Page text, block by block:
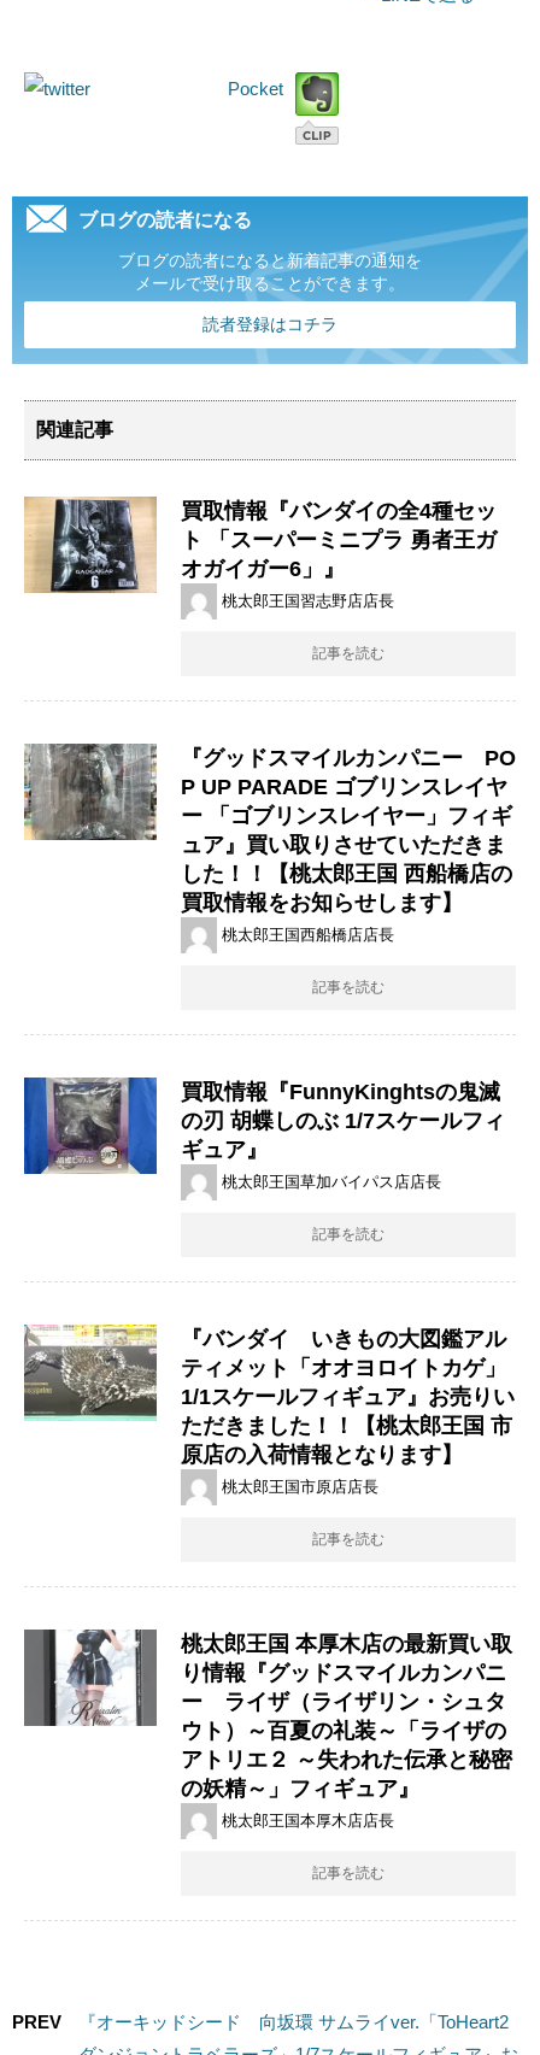
Pocket
ブログの読者になる
ブログの読者になると新着記事の通知を
メールで受け取ることができます。
読者登録はコチラ
関連記事
買取情報『バンダイの全4種セッ
ト ​「スーパーミニプラ ​勇者王ガ
オガイガー6」』
桃太郎王国習志野店店長
記事を読む
『グッドスマイルカンパニー PO
P ​UP ​PARADE ​ゴブリンスレイヤ
ー ​「ゴブリンスレイヤー」フィギ
ュア』買い取りさせていただきま
した！！【桃太郎王国 西船橋店の
買取情報をお知らせします】
桃太郎王国西船橋店店長
記事を読む
買取情報『FunnyKinghtsの鬼滅
の刃 ​胡蝶しのぶ ​1/7スケールフィ
ギュア』
桃太郎王国草加バイパス店店長
記事を読む
『バンダイ いきもの大図鑑アル
ティメット「オオヨロイトカゲ」
1/1スケールフィギュア』お売りい
ただきました！！【桃太郎王国 市
原店の入荷情報となります】
桃太郎王国市原店店長
記事を読む
桃太郎王国 本厚木店の最新買い取
り情報『グッドスマイルカンパニ
ー ライザ（ライザリン・シュタ
ウト）～百夏の礼装～「ライザの
アトリエ２ ～失われた伝承と秘密
の妖精～」フィギュア』
桃太郎王国本厚木店店長
記事を読む
PREV
『オーキッドシード 向坂環 サムライver.「ToHeart2